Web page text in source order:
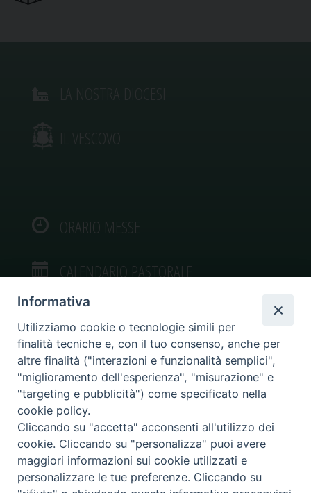
IL VESCOVO
ORARIO MESSE
CALENDARIO PASTORALE
VIDEOGALLERY
PHOTOGALLERY
Diocesi di Caltagirone
Informativa
Utilizziamo cookie o tecnologie simili per
finalità tecniche e, con il tuo consenso, anche per
altre finalità ("interazioni e funzionalità semplici",
"miglioramento dell'esperienza", "misurazione" e
"targeting e pubblicità") come specificato nella
cookie policy.
Cliccando su "accetta" acconsenti all'utilizzo dei
cookie. Cliccando su "personalizza" puoi avere
maggiori informazioni sui cookie utilizzati e
personalizzare le tue preferenze. Cliccando su